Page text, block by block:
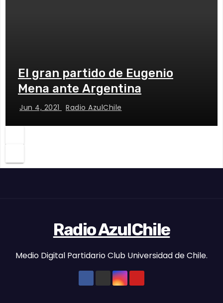
El gran partido de Eugenio
Mena ante Argentina
Jun 4, 2021 Radio AzulChile
Radio AzulChile
Medio Digital Partidario Club Universidad de Chile.